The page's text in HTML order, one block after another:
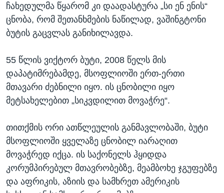
ჩახედულმა წყარომ კი დაადასტურა „სი ენ ენის“
ცნობა, რომ შეთანხმების ნაწილად, ვაშინგტონი
ბუტის გაცვლას განიხილავდა.
55 წლის ვიქტორ ბუტი, 2008 წელს მის
დაპატიმრებამდე, მსოფლიოში ერთ-ერთი
მთავარი ძებნილი იყო. ის ცნობილი იყო
მეტსახელებით „სიკვდილით მოვაჭრე“.
თითქმის ორი ათწლეულის განმავლობაში, ბუტი
მსოფლიოში ყველაზე ცნობილ იარაღით
მოვაჭრედ იქცა. ის საქონელს ჰყიდდა
კორუმპირებულ მთავრობებზე, მეამბოხე ჯგუფებზე
და აფრიკის, აზიის და სამხრეთ ამერიკის